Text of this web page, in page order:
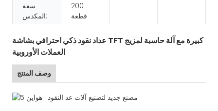
سعة
المكدس:
200
قطعة
عداد نقود ذكي احترافي بشاشة TFT كبيرة مع آلة حاسبة لمزيج
العملات الأوروبية
وصف المنتج